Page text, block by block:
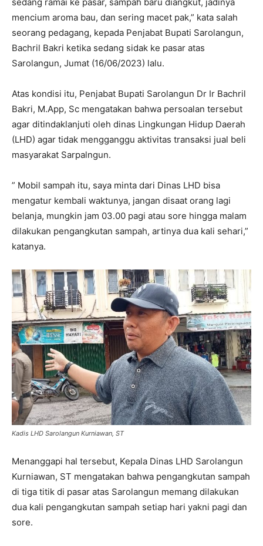
mencium aroma bau, dan sering macet pak,” kata salah
seorang pedagang, kepada Penjabat Bupati Sarolangun,
Bachril Bakri ketika sedang sidak ke pasar atas
Sarolangun, Jumat (16/06/2023) lalu.
Atas kondisi itu, Penjabat Bupati Sarolangun Dr Ir Bachril
Bakri, M.App, Sc mengatakan bahwa persoalan tersebut
agar ditindaklanjuti oleh dinas Lingkungan Hidup Daerah
(LHD) agar tidak mengganggu aktivitas transaksi jual beli
masyarakat Sarpalngun.
” Mobil sampah itu, saya minta dari Dinas LHD bisa
mengatur kembali waktunya, jangan disaat orang lagi
belanja, mungkin jam 03.00 pagi atau sore hingga malam
dilakukan pengangkutan sampah, artinya dua kali sehari,”
katanya.
Kadis LHD Sarolangun Kurniawan, ST
Menanggapi hal tersebut, Kepala Dinas LHD Sarolangun
Kurniawan, ST mengatakan bahwa pengangkutan sampah
di tiga titik di pasar atas Sarolangun memang dilakukan
dua kali pengangkutan sampah setiap hari yakni pagi dan
sore.